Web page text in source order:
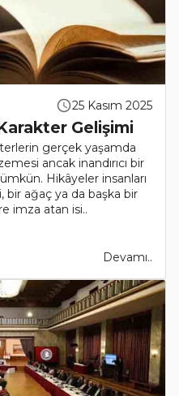
25 Kasım 2025
Gelişimi
gerçek yaşamda
ancak inandırıcı bir
Hikâyeler insanları
bir ağaç ya da başka bir
imza atan isi..
Devamı..